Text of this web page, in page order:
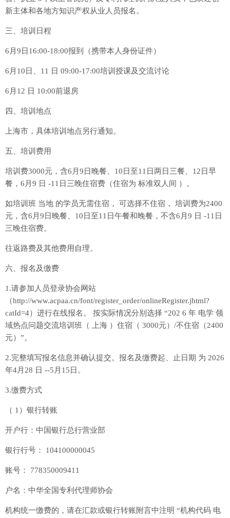
新主体和各地方知识产权从业人员报名。
三、培训日程
6月9日16:00-18:00报到（携带本人身份证件）
6月10日、11 日 09:00-17:00培训授课及交流讨论
6月12 日 10:00前退房
四、培训地点
上海市，具体培训地点另行通知。
五、培训费用
培训费3000元，含6月9日晚餐、10日至11日两日三餐、12日早
餐，6月9 日 -11日三晚住宿费（住宿为 标准双人间 ）。
如培训班 当地 的学员无需住宿， 可选择不住宿， 培训费为2400
元，含6月9日晚餐、10日至11日午餐和晚餐，不含6月9 日 -11日
三晚住宿费。
往返路费及其他费用自理。
六、报名及缴费
1.请参加人员登录协会网站
（http://www.acpaa.cn/font/register_order/onlineRegister.jhtml?
catId=4）进行在线报名。 按实际情况分别选择 “202 6 年 电学 领
域热点问题交流培训班（ 上海 ）住宿（ 3000元）/不住宿（2400
元）”。
2.完整填写报名信息并确认提交。报名及缴费起、止日期 为 2026
年4月28 日 --5月15日。
3.缴费方式
（ 1）银行转账
开户行：中国银行总行营业部
银行行号： 104100000045
账号： 778350009411
户名：中华全国专利代理师协会
机构统一缴费的，请在汇款或银行转账附言中注明 “机构代码 电